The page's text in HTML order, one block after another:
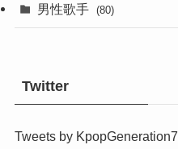
男性歌手 (80)
Twitter
Tweets by KpopGeneration7